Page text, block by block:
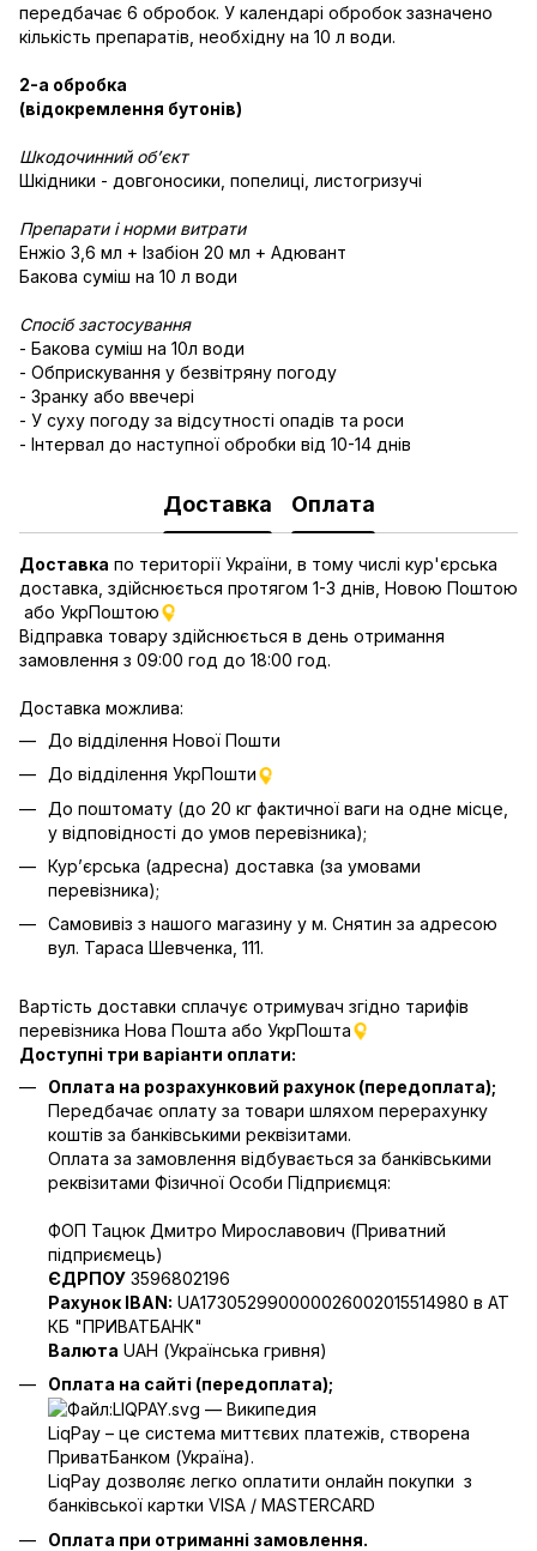
передбачає 6 обробок. У календарі обробок зазначено
кількість препаратів, необхідну на 10 л води.
2-а обробка
(відокремлення бутонів)
Шкодочинний об’єкт
Шкідники - довгоносики, попелиці, листогризучі
Препарати і норми витрати
Енжіо 3,6 мл + Ізабіон 20 мл + Адювант
Бакова суміш на 10 л води
Спосіб застосування
- Бакова суміш на 10л води
- Обприскування у безвітряну погоду
- Зранку або ввечері
- У суху погоду за відсутності опадів та роси
- Інтервал до наступної обробки від 10-14 днів
Доставка Оплата
Доставка по території України, в тому числі кур'єрська
доставка, здійснюється протягом 1-3 днів, Новою Поштою
або УкрПоштою
Відправка товару здійснюється в день отримання
замовлення з 09:00 год до 18:00 год.
Доставка можлива:
До відділення Нової Пошти
До відділення УкрПошти
До поштомату (до 20 кг фактичної ваги на одне місце,
у відповідності до умов перевізника);
Кур’єрська (адресна) доставка (за умовами
перевізника);
Самовивіз з нашого магазину у м. Снятин за адресою
вул. Тараса Шевченка, 111.
Вартість доставки сплачує отримувач згідно тарифів
перевізника Нова Пошта або УкрПошта
Доступні три варіанти оплати:
Оплата на розрахунковий рахунок (передоплата);
Передбачає оплату за товари шляхом перерахунку
коштів за банківськими реквізитами.
Оплата за замовлення відбувається за банківськими
реквізитами Фізичної Особи Підприємця:
ФОП Тацюк Дмитро Мирославович (Приватний
пiдприємець)
ЄДРПОУ 3596802196
Рахунок IBAN: UA173052990000026002015514980 в АТ
КБ "ПРИВАТБАНК"
Валюта UAH (Українська гривня)
Оплата на сайті (передоплата);
LiqPay – це система миттєвих платежів, створена
ПриватБанком (Україна).
LiqPay дозволяє легко оплатити онлайн покупки з
банківської картки VISA / MASTERCARD
Оплата при отриманні замовлення.